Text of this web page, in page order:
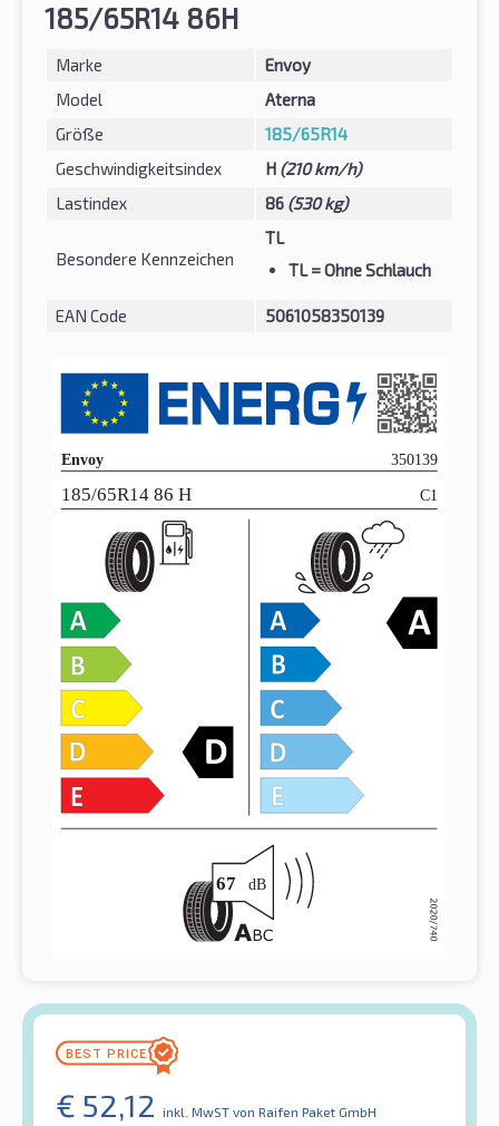
185/65R14 86H
Marke
Envoy
Model
Aterna
Größe
185/65R14
Geschwindigkeitsindex
H (210 km/h)
Lastindex
86 (530 kg)
Besondere Kennzeichen
TL
TL= Ohne Schlauch
EAN Code 5061058350139
€ 52,12 inkl. MwST von Raifen Paket GmbH